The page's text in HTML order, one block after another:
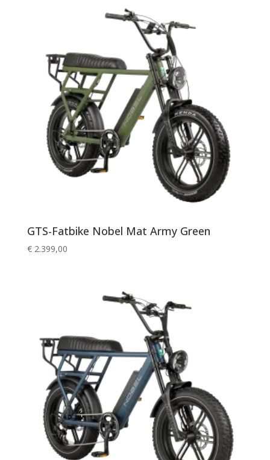
GTS-Fatbike Nobel Mat Army Green
€2.399,00